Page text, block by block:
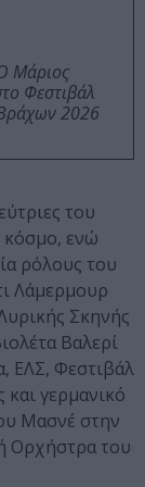
Μάριος
Φεστιβάλ
2026
του
κόσμο, ενώ
ρόλους του
Λάμερμουρ
Σκηνής
Βαλερί
ΕΛΣ, Φεστιβάλ
γερμανικό
Μασνέ στην
Ορχήστρα του